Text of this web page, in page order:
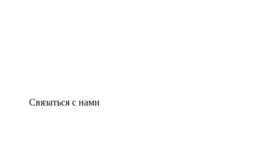
Связаться с нами